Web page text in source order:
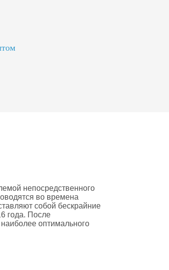
непосредственного
во времена
собой бескрайние
года. После
оптимального